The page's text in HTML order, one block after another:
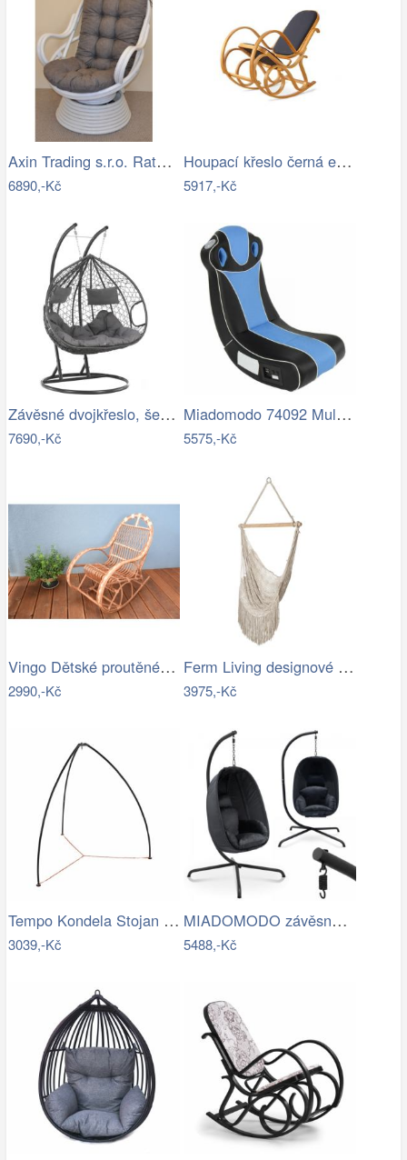
Axin Trading s.r.o. Ratanové houpací…
6890,-Kč
Houpací křeslo černá ekokůže - AT
5917,-Kč
Závěsné dvojkřeslo, šedá, DALVEA 2 NEW…
7690,-Kč
Miadomodo 74092 Multimediální křeslo,…
5575,-Kč
Vingo Dětské proutěné houpací křeslo
2990,-Kč
Ferm Living designové houpací sítě Path…
3975,-Kč
Tempo Kondela Stojan pro závěsné křeslo…
3039,-Kč
MIADOMODO závěsné houpací křeslo…
5488,-Kč